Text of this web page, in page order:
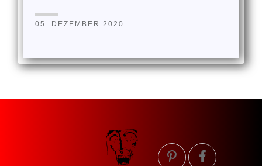
05. DEZEMBER 2020